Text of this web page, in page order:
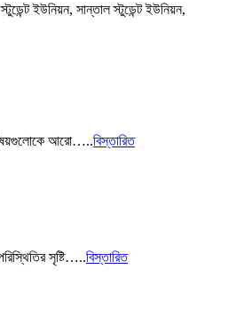
ইউনিয়ন, সান্তাল স্টুডেন্ট ইউনিয়ন,
বিষয়গুলোকে আরো…..বিস্তারিত
সৃষ্টি…..বিস্তারিত